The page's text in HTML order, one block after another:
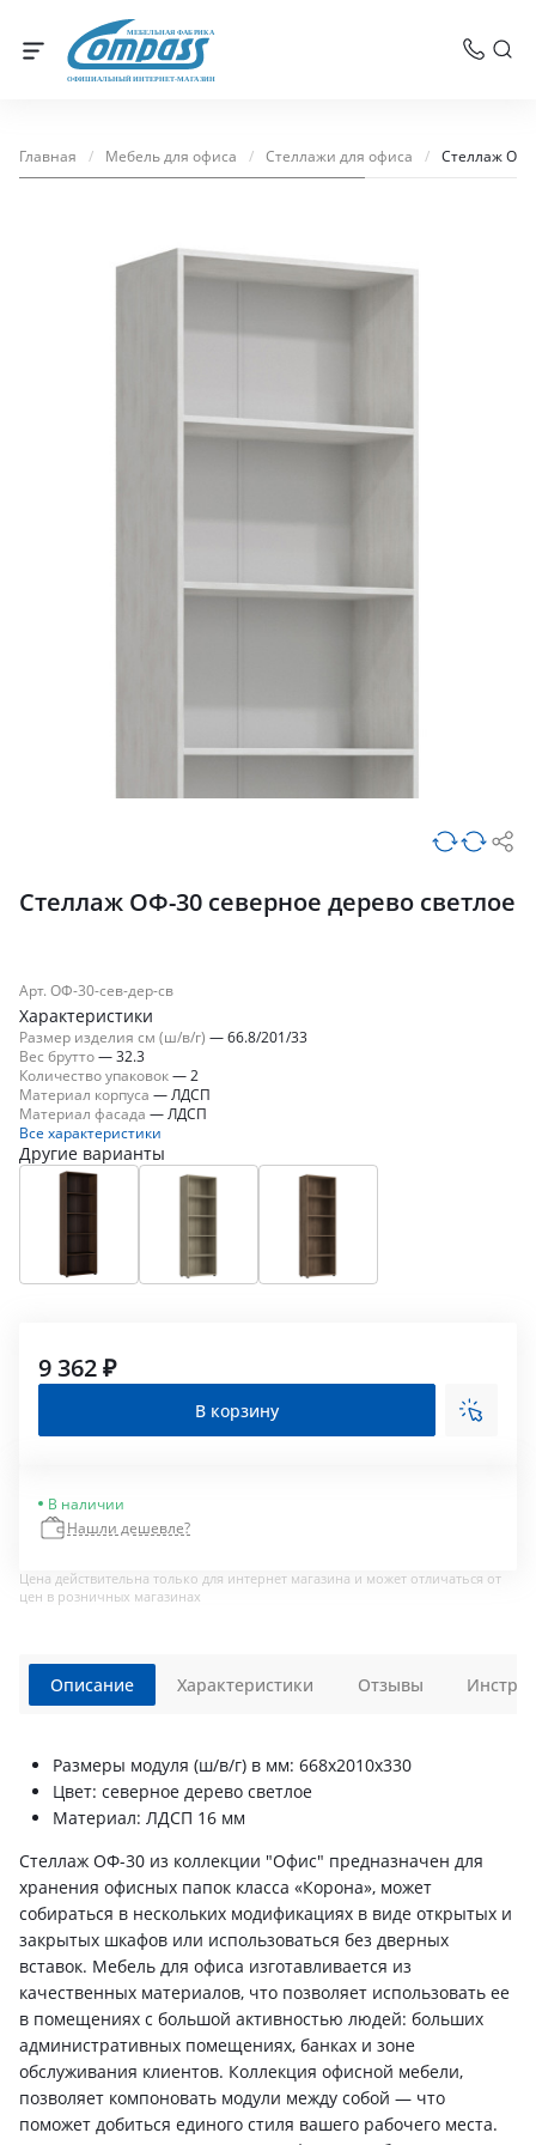
МЕБЕЛЬНАЯ ФАБРИКА
ОФИЦИАЛЬНЫЙ ИНТЕРНЕТ-МАГАЗИН
Главная / Мебель для офиса / Стеллажи для офиса / Стеллаж ОФ-
Стеллаж ОФ-30 северное дерево светлое
Арт. ОФ-30-сев-дер-св
Характеристики
Размер изделия см (ш/в/г) —66.8/201/33
Вес брутто—32.3
Количество упаковок— 2
Материал корпуса — ЛДСП
Материал фасада — ЛДСП
Все характеристики
Другие варианты
9 362 ₽
В корзину
В наличии
Нашли дешевле?
Цена действительна только для интернет магазина и может отличаться от
цен в розничных магазинах
Описание
Размеры модуля (ш/в/г) в мм: 668х2010х330
Цвет: северное дерево светлое
Материал: ЛДСП 16 мм
Стеллаж ОФ-30 из коллекции "Офис" предназначен для
хранения офисных папок класса «Корона», может
собираться в нескольких модификациях в виде открытых и
закрытых шкафов или использоваться без дверных
вставок. Мебель для офиса изготавливается из
качественных материалов, что позволяет использовать ее
в помещениях с большой активностью людей: больших
административных помещениях, банках и зоне
обслуживания клиентов. Коллекция офисной мебели,
позволяет компоновать модули между собой — что
поможет добиться единого стиля вашего рабочего места.
Характеристики Отзывы